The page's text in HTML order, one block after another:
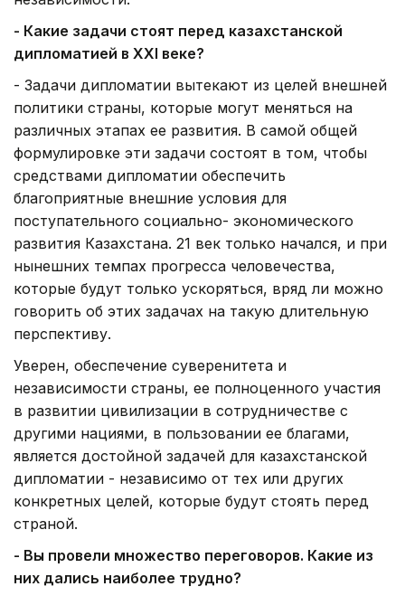
- Какие задачи стоят перед казахстанской
дипломатией в ХХI веке?
- Задачи дипломатии вытекают из целей внешней
политики страны, которые могут меняться на
различных этапах ее развития. В самой общей
формулировке эти задачи состоят в том, чтобы
средствами дипломатии обеспечить
благоприятные внешние условия для
поступательного социально- экономического
развития Казахстана. 21 век только начался, и при
нынешних темпах прогресса человечества,
которые будут только ускоряться, вряд ли можно
говорить об этих задачах на такую длительную
перспективу.
Уверен, обеспечение суверенитета и
независимости страны, ее полноценного участия
в развитии цивилизации в сотрудничестве с
другими нациями, в пользовании ее благами,
является достойной задачей для казахстанской
дипломатии - независимо от тех или других
конкретных целей, которые будут стоять перед
страной.
- Вы провели множество переговоров. Какие из
них дались наиболее трудно?